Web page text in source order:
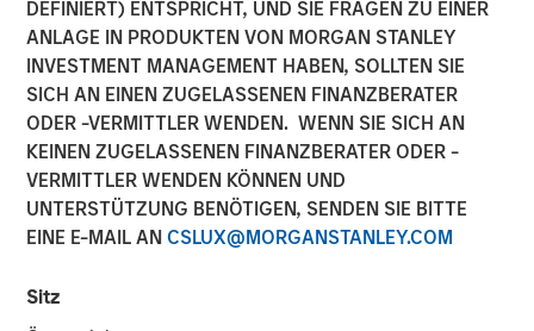
DEFINIERT) ENTSPRICHT, UND SIE FRAGEN ZU EINER
ANLAGE IN PRODUKTEN VON MORGAN STANLEY
INVESTMENT MANAGEMENT HABEN, SOLLTEN SIE
SICH AN EINEN ZUGELASSENEN FINANZBERATER
ODER -VERMITTLER WENDEN. WENN SIE SICH AN
KEINEN ZUGELASSENEN FINANZBERATER ODER -
VERMITTLER WENDEN KÖNNEN UND
UNTERSTÜTZUNG BENÖTIGEN, SENDEN SIE BITTE
EINE E-MAIL AN CSLUX@MORGANSTANLEY.COM
Sitz
21 NOVEMBER 2017
NEW YORK — November 21, 2017
Investment funds managed by Morgan Stanley Energy
Investment Management, and Houston, Texas-based